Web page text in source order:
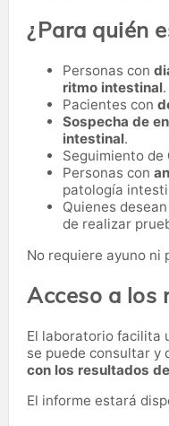
¿Para quién
Personas con
ritmo intestinal.
Pacientes con
Sospecha de
intestinal.
Seguimiento de
Personas con
patología
Quienes desean
de realizar
No requiere ayuno ni
Acceso a los
El laboratorio facilita
se puede consultar y
con los resultados
El informe estará